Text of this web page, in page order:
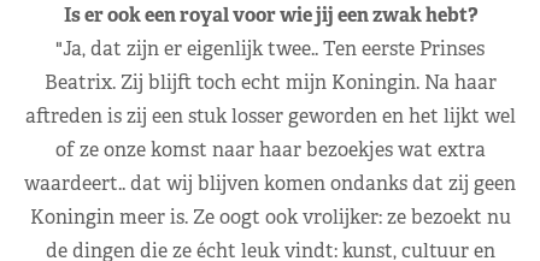
Is er ook een royal voor wie jij een zwak hebt?
"Ja, dat zijn er eigenlijk twee.. Ten eerste Prinses
Beatrix. Zij blijft toch echt mijn Koningin. Na haar
aftreden is zij een stuk losser geworden en het lijkt wel
of ze onze komst naar haar bezoekjes wat extra
waardeert.. dat wij blijven komen ondanks dat zij geen
Koningin meer is. Ze oogt ook vrolijker: ze bezoekt nu
de dingen die ze écht leuk vindt: kunst, cultuur en